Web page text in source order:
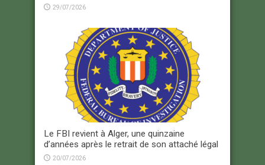
29/07/2026
Le FBI revient à Alger, une quinzaine
d’années après le retrait de son attaché légal
20/07/2026